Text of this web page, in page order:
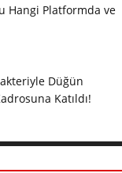
Hangi Platformda ve
Düğün
Katıldı!